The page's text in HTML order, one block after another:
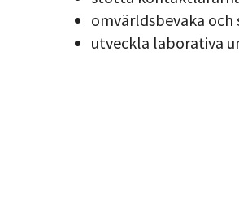
omvärldsbevaka
utveckla laborativa